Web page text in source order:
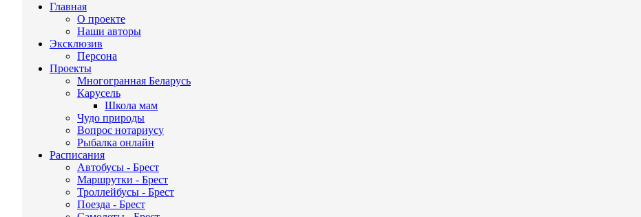
Главная
О проекте
Наши авторы
Эксклюзив
Персона
Проекты
Многогранная Беларусь
Карусель
Школа мам
Чудо природы
Вопрос нотариусу
Рыбалка онлайн
Расписания
Автобусы - Брест
Маршрутки - Брест
Троллейбусы - Брест
Поезда - Брест